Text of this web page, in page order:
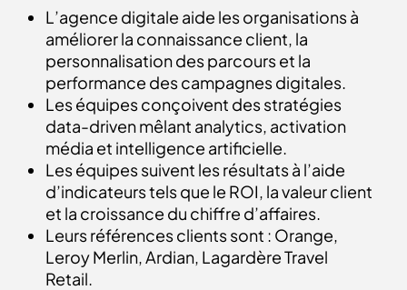
L’agence digitale aide les organisations à
améliorer la connaissance client, la
personnalisation des parcours et la
performance des campagnes digitales.
Les équipes conçoivent des stratégies
data-driven mêlant analytics, activation
média et intelligence artificielle.
Les équipes suivent les résultats à l’aide
d’indicateurs tels que le ROI, la valeur client
et la croissance du chiffre d’affaires.
Leurs références clients sont : Orange,
Leroy Merlin, Ardian, Lagardère Travel
Retail.